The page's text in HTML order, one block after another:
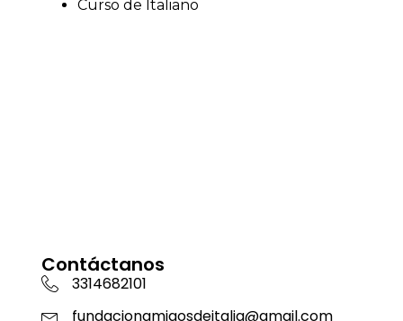
Curso de Italiano
Contáctanos
3314682101
fundacionamigosdeitalia@gmail.com